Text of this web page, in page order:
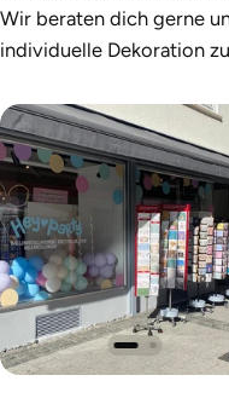
Wir beraten dich gerne
individuelle Dekoration